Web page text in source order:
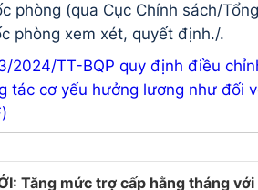
phòng (qua Cục Chính sách/
phòng xem xét, quyết định./.
2024/TT-BQP quy định điều
tác cơ yếu hưởng lương như đối
Tăng mức trợ cấp hằng tháng